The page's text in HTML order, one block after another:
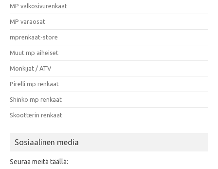
MP valkosivurenkaat
MP varaosat
mprenkaat-store
Muut mp aiheiset
Mönkijät / ATV
Pirelli mp renkaat
Shinko mp renkaat
Skootterin renkaat
Sosiaalinen media
Seuraa meitä täällä: